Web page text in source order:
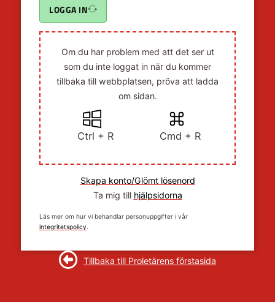
LOGGA IN
Om du har problem med att det ser ut
som du inte loggat in när du kommer
tillbaka till webbplatsen, pröva att ladda
om sidan.
Ctrl + R Cmd + R
Skapa konto/Glömt lösenord
Ta mig till hjälpsidorna
Läs mer om hur vi behandlar personuppgifter i vår
integritetspolicy.
Tillbaka till Proletärens förstasida